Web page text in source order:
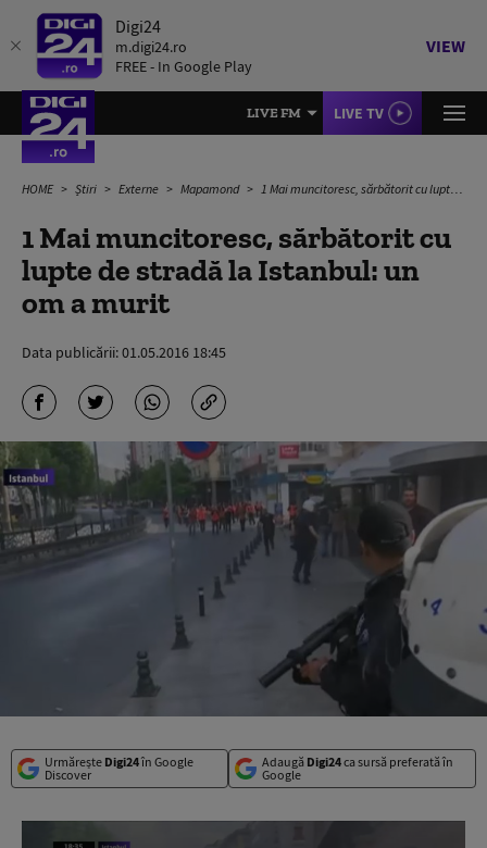
Digi24
m.digi24.ro
FREE - In Google Play
VIEW
LIVE FM LIVE TV
HOME Știri Externe Mapamond 1 Mai muncitoresc, sărbătorit cu lupte de stradă la Istanbul: un om a murit
1 Mai muncitoresc, sărbătorit cu
lupte de stradă la Istanbul: un
om a murit
Data publicării:01.05.2016 18:45
Urmărește Digi24în Google
Discover
Adaugă Digi24ca sursă preferată în
Google